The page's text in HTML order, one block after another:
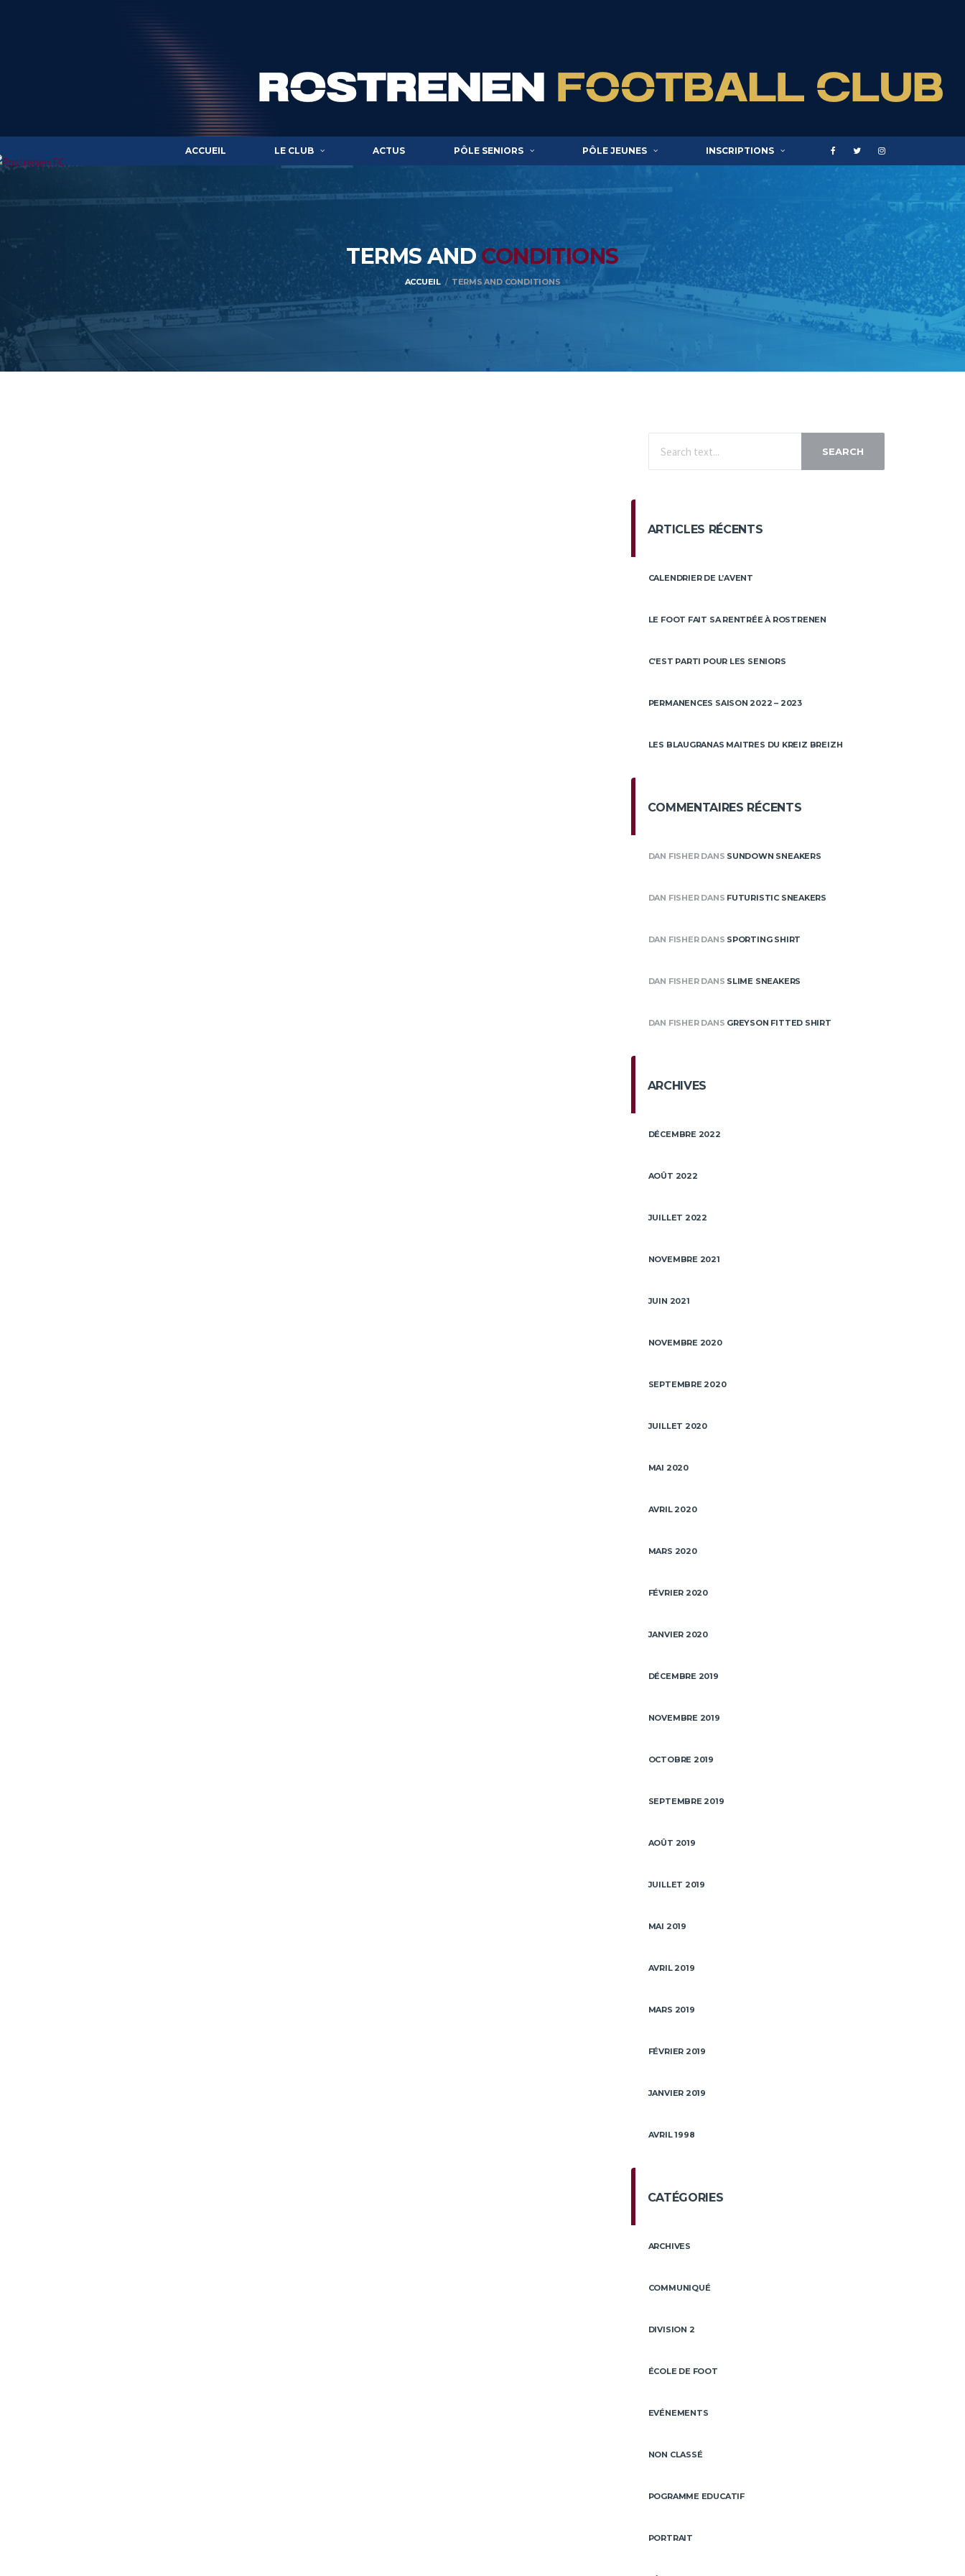
ACCUEIL LE CLUB ACTUS PÔLE SENIORS PÔLE JEUNES INSCRIPTIONS
TERMS AND CONDITIONS
ACCUEIL TERMS AND CONDITIONS
SEARCH
ARTICLES RÉCENTS
CALENDRIER DE L’AVENT
LE FOOT FAIT SA RENTRÉE À ROSTRENEN
C’EST PARTI POUR LES SENIORS
PERMANENCES SAISON 2022 – 2023
LES BLAUGRANAS MAITRES DU KREIZ BREIZH
COMMENTAIRES RÉCENTS
DAN FISHERDANS SUNDOWN SNEAKERS
DAN FISHERDANS FUTURISTIC SNEAKERS
DAN FISHERDANS SPORTING SHIRT
DAN FISHERDANS SLIME SNEAKERS
DAN FISHERDANS GREYSON FITTED SHIRT
ARCHIVES
DÉCEMBRE 2022
AOÛT 2022
JUILLET 2022
NOVEMBRE 2021
JUIN 2021
NOVEMBRE 2020
SEPTEMBRE 2020
JUILLET 2020
MAI 2020
AVRIL 2020
MARS 2020
FÉVRIER 2020
JANVIER 2020
DÉCEMBRE 2019
NOVEMBRE 2019
OCTOBRE 2019
SEPTEMBRE 2019
AOÛT 2019
JUILLET 2019
MAI 2019
AVRIL 2019
MARS 2019
FÉVRIER 2019
JANVIER 2019
AVRIL 1998
CATÉGORIES
ARCHIVES
COMMUNIQUÉ
DIVISION 2
ÉCOLE DE FOOT
EVÉNEMENTS
NON CLASSÉ
POGRAMME EDUCATIF
PORTRAIT